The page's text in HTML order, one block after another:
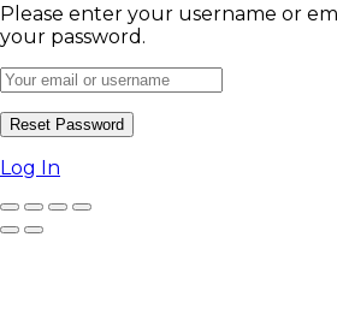
Please enter your username or
your password.
Log In